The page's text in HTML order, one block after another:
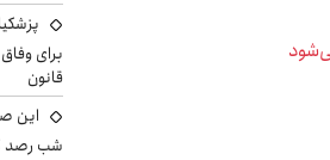
برای
قانون
این
شب رصد